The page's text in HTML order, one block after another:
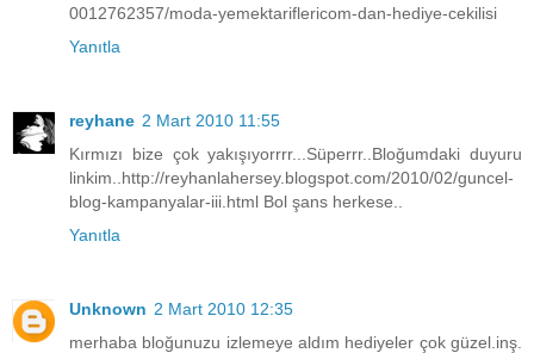
0012762357/moda-yemektariflericom-dan-hediye-cekilisi
Yanıtla
reyhane 2 Mart 2010 11:55
Kırmızı bize çok yakışıyorrrr...Süperrr..Bloğumdaki duyuru
linkim..http://reyhanlahersey.blogspot.com/2010/02/guncel-
blog-kampanyalar-iii.html Bol şans herkese..
Yanıtla
Unknown 2 Mart 2010 12:35
merhaba bloğunuzu izlemeye aldım hediyeler çok güzel.inş.